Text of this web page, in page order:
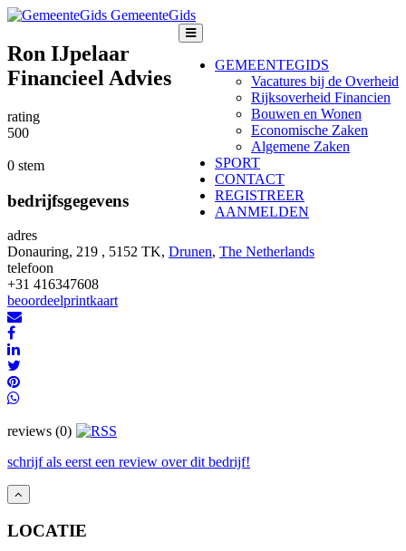
GemeenteGids
GEMEENTEGIDS
Vacatures bij de Overheid
Rijksoverheid Financien
Bouwen en Wonen
Economische Zaken
Algemene Zaken
SPORT
CONTACT
REGISTREER
AANMELDEN
Ron IJpelaar
Financieel Advies
rating
500
0 stem
bedrijfsgegevens
adres
Donauring, 219 , 5152 TK, Drunen, The Netherlands
telefoon
+31 416347608
beoordeelprintkaart
reviews (0)
schrijf als eerst een review over dit bedrijf!
LOCATIE